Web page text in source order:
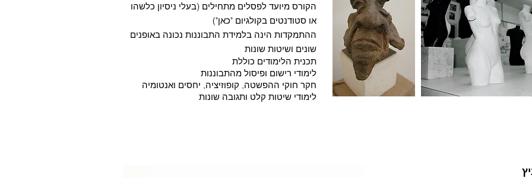
הקורס מיועד לפסלים מתחילים (בעלי ניסיון כלשהו
או סטודנטים בקולגיום "כאן")
ההתמקדות הינה בלמידת התבוננות נכונה באופנים
שונים ושיטות שונות
תכנית הלימודים כוללת
לימודי רישום ופיסול מהתבוננות
חקר חוקי ההפשטה, קופוזיציה, יחסים ואנטומיה
לימודי שיטות קלט ותגובה שונות